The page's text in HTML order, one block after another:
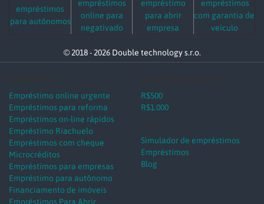
empréstimos
para autônomos
empréstimos
online para
negativado
empréstimo
para abrir
empresa
empréstimos
com garantia de
veículo
© 2018 - 2026 Double technology s.r.o.
Empréstimo online urgente
Empréstimos para reforma
Empréstimos on-line rápidos
Empréstimo Riachuelo
Empréstimos com cheque
Microcréditos
Empréstimos para empresas
Empréstimo para autônomo
Financiamento de imóveis
Empréstimos Para Abrir
R$500
R$1.000
Simulador de empréstimos
Empréstimos
Blog